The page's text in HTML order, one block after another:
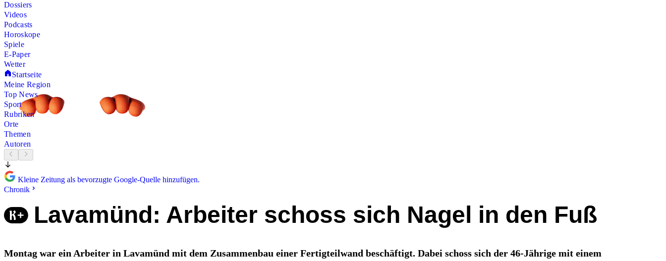
Dossiers
Videos
Podcasts
Horoskope
Spiele
E-Paper
Wetter
Startseite
Meine Region
Top News
Sport
Rubriken
Orte
Themen
Autoren
Kleine Zeitung als bevorzugte Google-Quelle hinzufügen.
Chronik
Lavamünd: Arbeiter schoss sich Nagel in den Fuß
Montag war ein Arbeiter in Lavamünd mit dem Zusammenbau einer Fertigteilwand beschäftigt. Dabei schoss sich der 46-Jährige mit einem